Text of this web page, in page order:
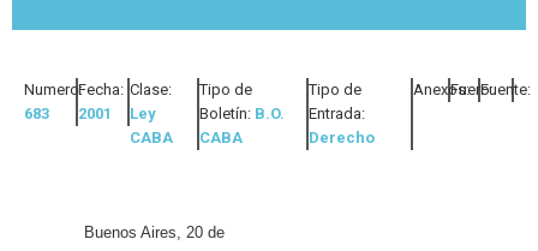
Numero:
683
Fecha:
2001
Clase:
Ley
CABA
Tipo de
Boletín: B.O.
CABA
Tipo de
Entrada:
Derecho
Anexos:Fuero:Fuente:
Buenos Aires, 20 de